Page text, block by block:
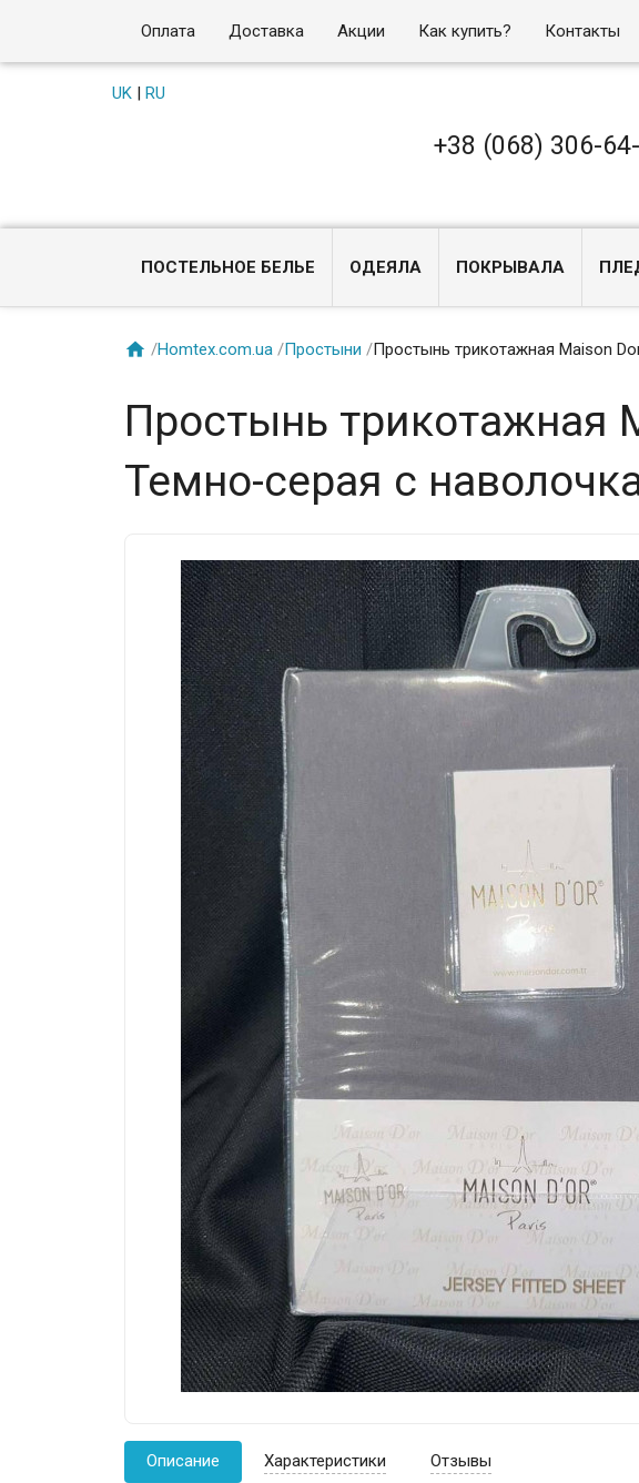
Оплата Доставка Акции Как купить? Контакты
UK| RU
+38 (068) 306-
ПОСТЕЛЬНОЕ БЕЛЬЕ ОДЕЯЛА ПОКРЫВАЛА
 /Homtex.com.ua /Простыни /Простынь трикотажная Maison
Простынь трикотажная
Темно-серая с
Описание Характеристики Отзывы